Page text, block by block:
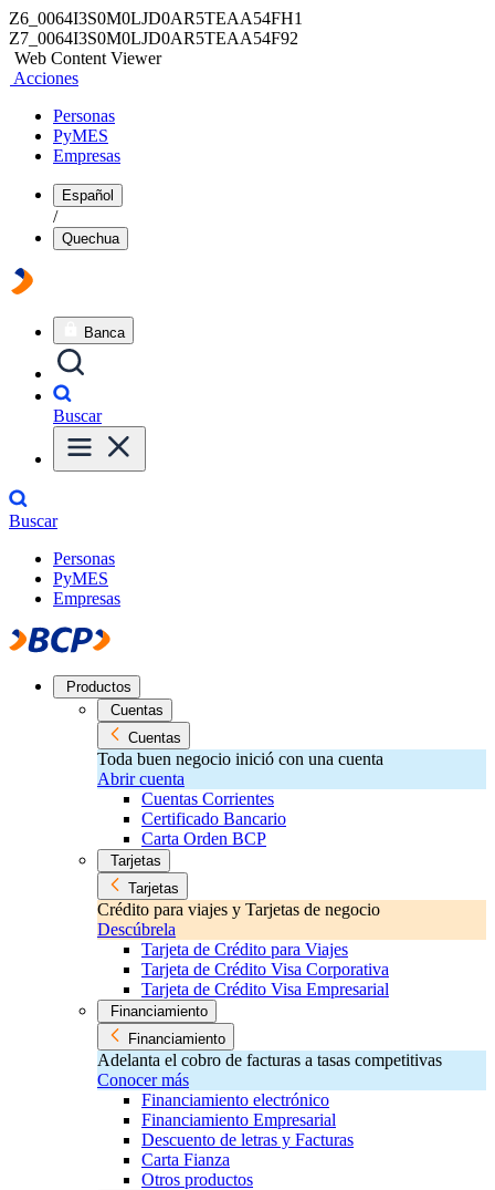
Z6_0064I3S0M0LJD0AR5TEAA54FH1
Z7_0064I3S0M0LJD0AR5TEAA54F92
Web Content Viewer
Acciones
Personas
PyMES
Empresas
Español
/
Quechua
Banca
Buscar
Buscar
Personas
PyMES
Empresas
Productos
Cuentas
Cuentas
Toda buen negocio inició con una cuenta
Abrir cuenta
Cuentas Corrientes
Certificado Bancario
Carta Orden BCP
Tarjetas
Tarjetas
Crédito para viajes y Tarjetas de negocio
Descúbrela
Tarjeta de Crédito para Viajes
Tarjeta de Crédito Visa Corporativa
Tarjeta de Crédito Visa Empresarial
Financiamiento
Financiamiento
Adelanta el cobro de facturas a tasas competitivas
Conocer más
Financiamiento electrónico
Financiamiento Empresarial
Descuento de letras y Facturas
Carta Fianza
Otros productos